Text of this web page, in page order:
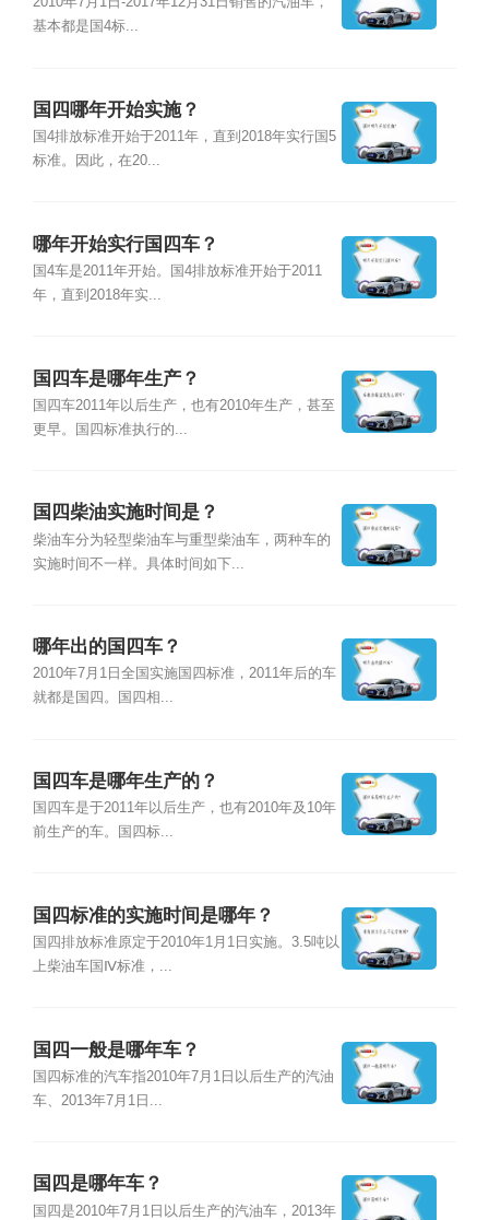
基本都是国4标...
国四哪年开始实施？
国4排放标准开始于2011年，直到2018年实行国5
标准。因此，在20...
哪年开始实行国四车？
国4车是2011年开始。国4排放标准开始于2011
年，直到2018年实...
国四车是哪年生产？
国四车2011年以后生产，也有2010年生产，甚至
更早。国四标准执行的...
国四柴油实施时间是？
柴油车分为轻型柴油车与重型柴油车，两种车的
实施时间不一样。具体时间如下...
哪年出的国四车？
2010年7月1日全国实施国四标准，2011年后的车
就都是国四。国四相...
国四车是哪年生产的？
国四车是于2011年以后生产，也有2010年及10年
前生产的车。国四标...
国四标准的实施时间是哪年？
国四排放标准原定于2010年1月1日实施。3.5吨以
上柴油车国Ⅳ标准，...
国四一般是哪年车？
国四标准的汽车指2010年7月1日以后生产的汽油
车、2013年7月1日...
国四是哪年车？
国四是2010年7月1日以后生产的汽油车，2013年